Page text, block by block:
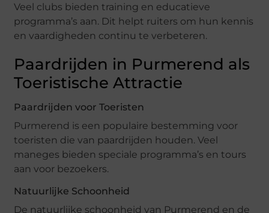
Veel clubs bieden training en educatieve
programma’s aan. Dit helpt ruiters om hun kennis
en vaardigheden continu te verbeteren.
Paardrijden in Purmerend als
Toeristische Attractie
Paardrijden voor Toeristen
Purmerend is een populaire bestemming voor
toeristen die van paardrijden houden. Veel
maneges bieden speciale programma’s en tours
aan voor bezoekers.
Natuurlijke Schoonheid
De natuurlijke schoonheid van Purmerend en de